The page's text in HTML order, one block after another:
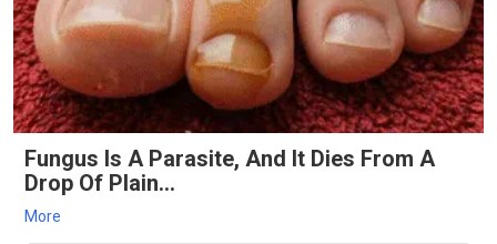
Fungus Is A Parasite, And It Dies From A
Drop Of Plain...
More